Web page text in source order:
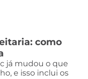
como
já mudou o que
e isso inclui os